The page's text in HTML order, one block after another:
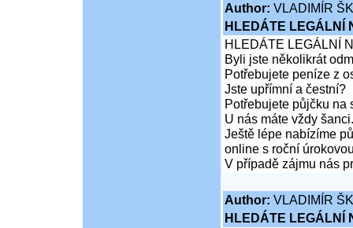
Author: VLADIMÍR
HLEDÁTE LEGÁLNÍ
HLEDÁTE LEGÁLNÍ
Byli jste několikrát
Potřebujete peníze z
Jste upřímní a čestní?
Potřebujete půjčku na
U nás máte vždy šanci.
Ještě lépe nabízíme
online s roční
V případě zájmu nás
Author: VLADIMÍR
HLEDÁTE LEGÁLNÍ